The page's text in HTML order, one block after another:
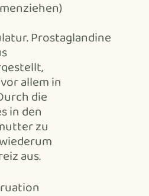
Prostaglandine
allem in
die
in den
zu
aus.